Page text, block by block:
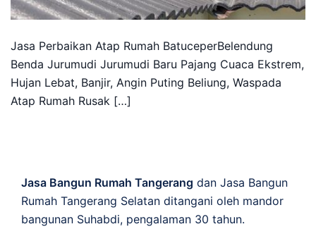
Jasa Perbaikan Atap Rumah BatuceperBelendung
Benda Jurumudi Jurumudi Baru Pajang Cuaca Ekstrem,
Hujan Lebat, Banjir, Angin Puting Beliung, Waspada
Atap Rumah Rusak […]
Jasa Bangun Rumah Tangerang dan Jasa Bangun
Rumah Tangerang Selatan ditangani oleh mandor
bangunan Suhabdi, pengalaman 30 tahun.